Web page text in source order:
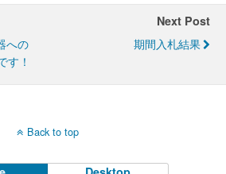
への
す！
Next Post
期間入札結果
Back to top